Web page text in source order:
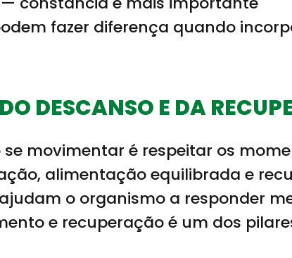
fazer diferença quando
DESCANSO E DA
movimentar é respeitar os
alimentação equilibrada e
o organismo a responder
e recuperação é um dos